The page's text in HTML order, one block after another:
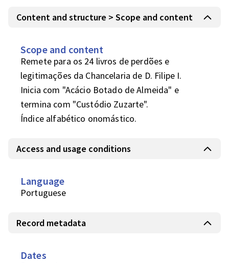
Content and structure > Scope and content
Scope and content
Remete para os 24 livros de perdões e
legitimações da Chancelaria de D. Filipe I.
Inicia com "Acácio Botado de Almeida" e
termina com "Custódio Zuzarte".
Índice alfabético onomástico.
Access and usage conditions
Language
Portuguese
Record metadata
Dates